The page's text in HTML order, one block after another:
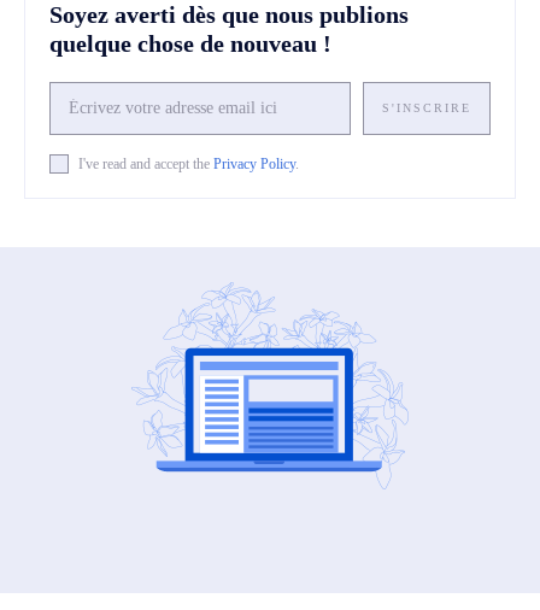
Soyez averti dès que nous publions
quelque chose de nouveau !
S'INSCRIRE
I've read and accept the Privacy Policy.